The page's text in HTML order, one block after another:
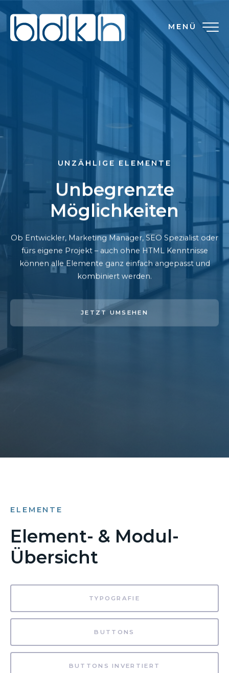
MENÜ
UNZÄHLIGE ELEMENTE
Unbegrenzte
Möglichkeiten
Ob Entwickler, Marketing Manager, SEO Spezialist oder
fürs eigene Projekt – auch ohne HTML Kenntnisse
können alle Elemente ganz einfach angepasst und
kombiniert werden.
JETZT UMSEHEN
ELEMENTE
Element- & Modul-
Übersicht
TYPOGRAFIE
BUTTONS
BUTTONS INVERTIERT